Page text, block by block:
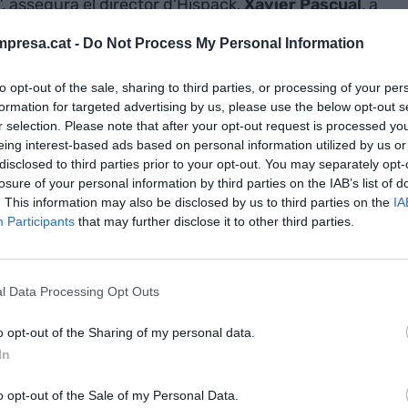
- Do Not Process My Personal Information
opt-out of the sale, sharing to third parties, or processing of your
for targeted advertising by us, please use the below opt-out
selection. Please note that after your opt-out request is processed
interest-based ads based on personal information utilized by us
to third parties prior to your opt-out. You may separately
of your personal information by third parties on the IAB’s list of
This information may also be disclosed by us to third parties on the
Participants that may further disclose it to other third parties.
Data Processing Opt Outs
opt-out of the Sharing of my personal data.
opt-out of the Sale of my Personal Data.
assegura el director d'Hispack,Xavier Pascual, a
de tecnologia Alimentaria Food Tech, amb
empreses i professionals de la indústria
d'Hispack ha recordat que l'aposta per
de companyies de materials, maquinària
El segon eix estratègic serà la
reubicat la fira. Per fer-ho, es potenciarà un
i s'afegiran trobades, reunions i activitats
ampli.
que ja hi ha 200 expositors confirmats per a
de 15.000 metres quadrats d'espai reservat
d'Hispack -el 2018- va reunir 823
quadrats.